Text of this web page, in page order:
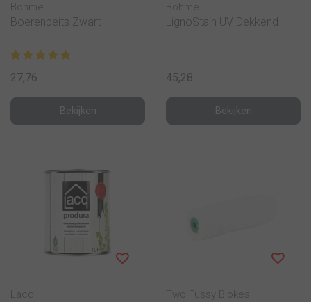
Böhme
Boerenbeits Zwart
27,76
Bekijken
Böhme
LignoStain UV Dekkend
45,28
Bekijken
Lacq Two Fussy Blokes